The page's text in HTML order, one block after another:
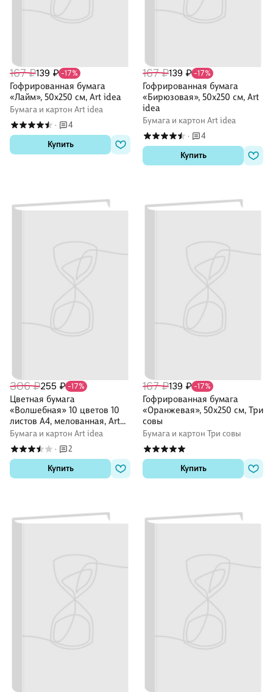
167 ₽139 ₽ -17%
Гофрированная бумага
«Лайм», 50х250 см, Art idea
Бумага и картон Art idea
·
4
Купить
167 ₽139 ₽ -17%
Гофрированная бумага
«Бирюзовая», 50х250 см, Art
idea
Бумага и картон Art idea
·
4
Купить
306 ₽255 ₽ -17%
Цветная бумага
«Волшебная» 10 цветов 10
листов А4, мелованная, Art
idea
Бумага и картон Art idea
·
2
Купить
167 ₽139 ₽ -17%
Гофрированная бумага
«Оранжевая», 50х250 см, Три
совы
Бумага и картон Три совы
Купить